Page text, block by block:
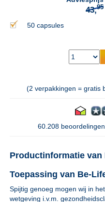
50 capsules
(2 verpakkingen = gratis
60.208
Productinformatie van
Toepassing van Be-
Spijtig genoeg mogen wij in
wetgeving i.v.m.